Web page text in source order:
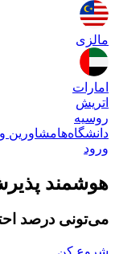
مالزی
امارات
اتریش
روسیه
دانشگاه‌هامشاورین
ورود
هوشمند
می‌تونی درصد
شروع کن